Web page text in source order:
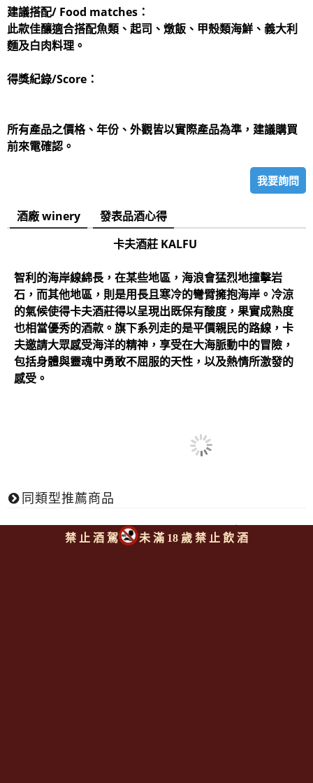
建議搭配/ Food matches：
此款佳釀適合搭配魚類、起司、燉飯、甲殼類海鮮、義大利
麵及白肉料理。
得獎紀錄/Score：
所有產品之價格、年份、外觀皆以實際產品為準，建議購買
前來電確認。
我要詢問
酒廠 winery
發表品酒心得
卡夫酒莊 KALFU
智利的海岸線綿長，在某些地區，海浪會猛烈地撞擊岩
石，而其他地區，則是用長且寒冷的彎臂擁抱海岸。冷涼
的氣候使得卡夫酒莊得以呈現出既保有酸度，果實成熟度
也相當優秀的酒款。旗下系列走的是平價親民的路線，卡
夫邀請大眾感受海洋的精神，享受在大海脈動中的冒險，
包括身體與靈魂中勇敢不屈服的天性，以及熱情所激發的
感受。
同類型推薦商品
回上頁
禁 止 酒 駕 未 滿 18 歲 禁 止 飲 酒